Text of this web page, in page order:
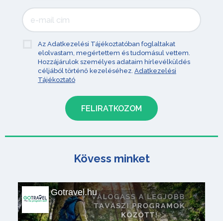
Az Adatkezelési Tájékoztatóban foglaltakat
elolvastam, megértettem és tudomásul vettem.
Hozzájárulok személyes adataim hírlevélküldés
céljából történő kezeléséhez. Adatkezelési
Tájékoztató
Kövess minket
Gotravel.hu